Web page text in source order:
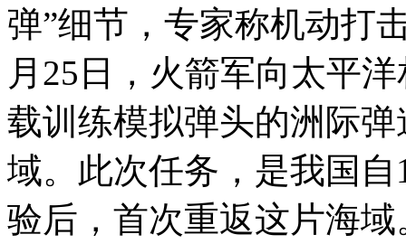
弹”细节，专家称机动打
月25日，火箭军向太平
载训练模拟弹头的洲际
域。此次任务，是我国
验后，首次重返这片海